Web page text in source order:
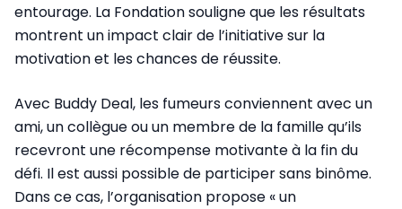
entourage. La Fondation souligne que les résultats
montrent un impact clair de l’initiative sur la
motivation et les chances de réussite.
Avec Buddy Deal, les fumeurs conviennent avec un
ami, un collègue ou un membre de la famille qu’ils
recevront une récompense motivante à la fin du
défi. Il est aussi possible de participer sans binôme.
Dans ce cas, l’organisation propose « un